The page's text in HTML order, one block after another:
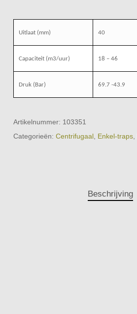
Uitlaat (mm) 40
Capaciteit (m3/uur) 18 – 46
Druk (Bar) 69.7 -43.9
Artikelnummer: 103351
Categorieën: Centrifugaal, Enkel-traps,
Beschrijving